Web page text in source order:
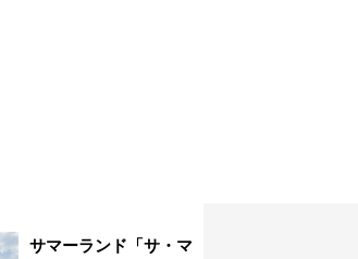
サマーランド「サ・マ